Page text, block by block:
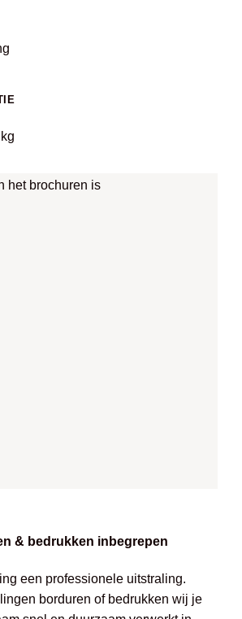
& bedrukken inbegrepen
een professionele uitstraling.
borduren of bedrukken wij je